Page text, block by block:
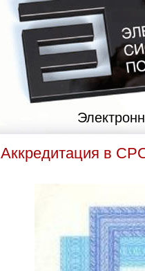
Аккредитация в